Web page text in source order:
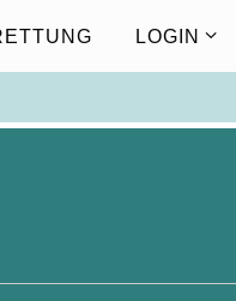
LOGIN